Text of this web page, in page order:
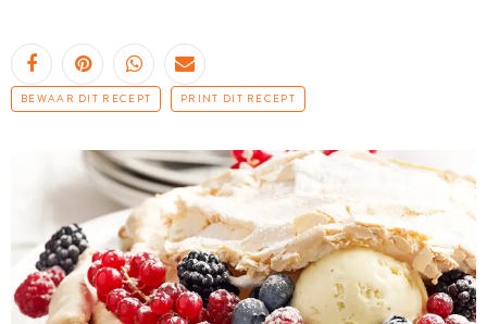
BEWAAR DIT RECEPT PRINT DIT RECEPT